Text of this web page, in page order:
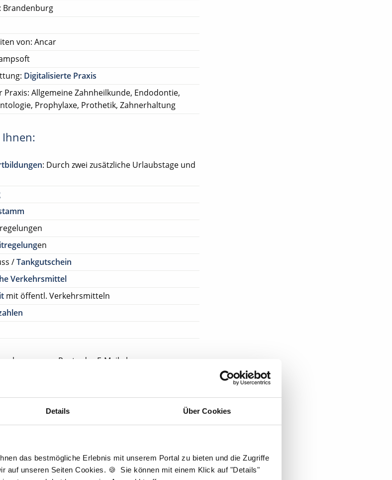
Details Über Cookies
das bestmögliche Erlebnis mit unserem Portal zu bieten und die Zugriffe
auf unseren Seiten Cookies. 🍪 Sie können mit einem Klick auf "Details"
Brandenburg
von: Ancar
Digitalisierte Praxis
Allgemeine Zahnheilkunde, Endodontie,
Prophylaxe, Prothetik, Zahnerhaltung
: Durch zwei zusätzliche Urlaubstage und
en
/Tankgutschein
Verkehrsmittel
mit öffentl. Verkehrsmitteln
per Post oder E-Mail ab.